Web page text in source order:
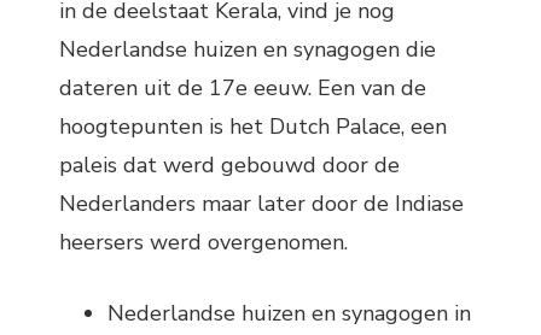
in de deelstaat Kerala, vind je nog
Nederlandse huizen en synagogen die
dateren uit de 17e eeuw. Een van de
hoogtepunten is het Dutch Palace, een
paleis dat werd gebouwd door de
Nederlanders maar later door de Indiase
heersers werd overgenomen.
Nederlandse huizen en synagogen in